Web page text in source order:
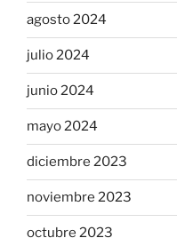
agosto 2024
julio 2024
junio 2024
mayo 2024
diciembre 2023
noviembre 2023
octubre 2023